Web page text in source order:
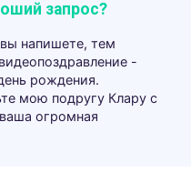
запрос?
напишете, тем
-
рождения.
мою подругу Клару с
огромная